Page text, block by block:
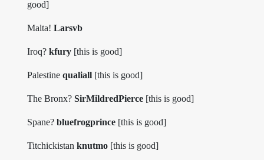
good]
Malta! Larsvb
Iroq? kfury [this is good]
Palestine qualiall [this is good]
The Bronx? SirMildredPierce [this is good]
Spane? bluefrogprince [this is good]
Titchickistan knutmo [this is good]